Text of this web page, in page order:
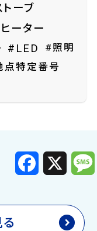
ーブ
ーター
#LED
#照明
点特定番号
F
c
o
X